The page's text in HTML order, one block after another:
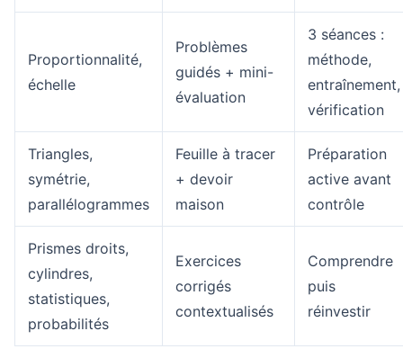
Proportionnalité,
échelle
Problèmes
guidés + mini-
évaluation
3 séances :
méthode,
entraînement,
vérification
Triangles,
symétrie,
parallélogrammes
Feuille à tracer
+ devoir
maison
Préparation
active avant
contrôle
Prismes droits,
cylindres,
statistiques,
probabilités
Exercices
corrigés
contextualisés
Comprendre
puis
réinvestir